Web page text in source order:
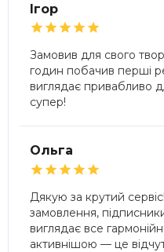
Ігор

Замовив для свого
годин побачив перші
виглядає привабливо
супер!
Ольга

Дякую за крутий
замовлення,
виглядає все
активнішою — це